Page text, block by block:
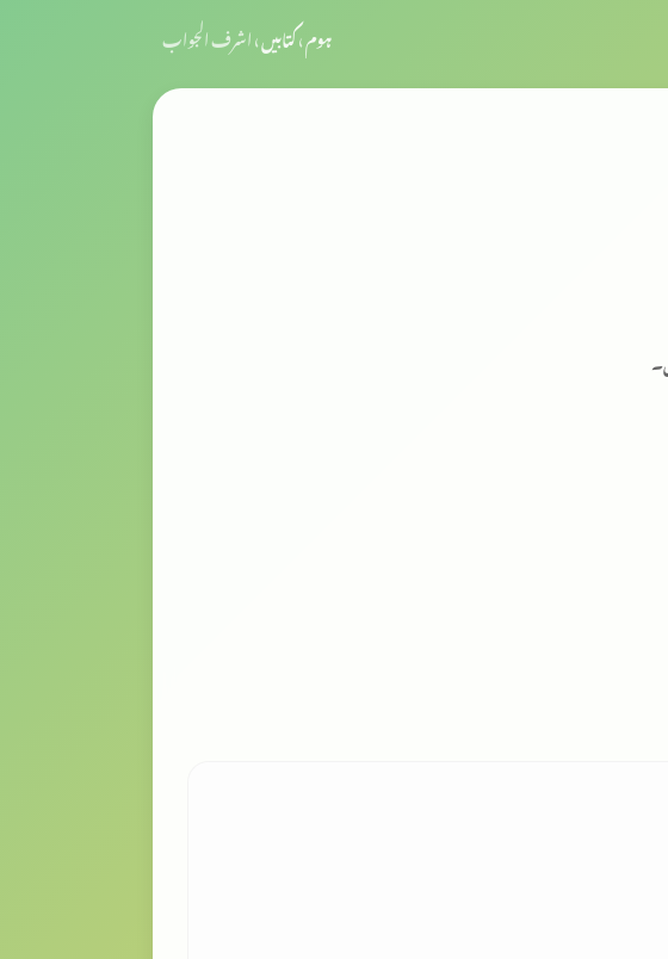
ہوم›کتابیں›اشرف الجواب